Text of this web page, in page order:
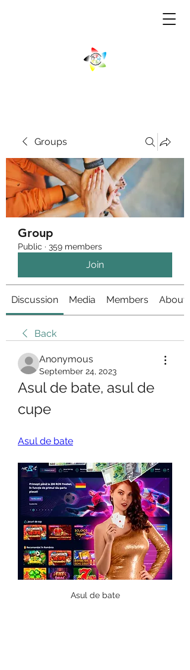
Groups
Group
Public · 359 members
Join
Discussion Media Members About
Back
Anonymous
September 24, 2023
Asul de bate, asul de
cupe
Asul de bate
Asul de bate